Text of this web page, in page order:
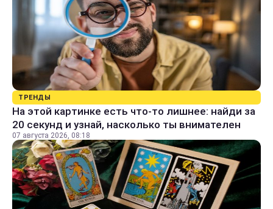
ТРЕНДЫ
На этой картинке есть что-то лишнее: найди за
20 секунд и узнай, насколько ты внимателен
07 августа 2026, 08:18